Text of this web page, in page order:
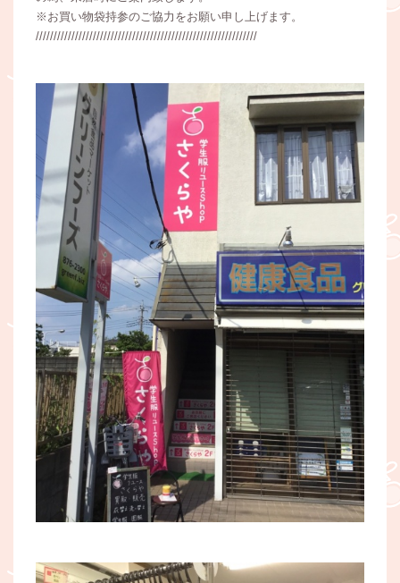
※お買い物袋持参のご協力をお願い申し上げます。
//////////////////////////////////////////////////////////////